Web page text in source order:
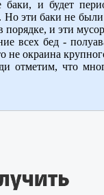
баки, и будет
Но эти баки не
порядке, и эти
всех бед -
не окраина
отметим, что